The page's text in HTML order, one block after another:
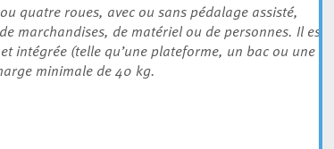
quatre roues, avec ou sans pédalage assisté,
marchandises, de matériel ou de personnes. Il est
intégrée (telle qu’une plateforme, un bac ou une
minimale de 40 kg.